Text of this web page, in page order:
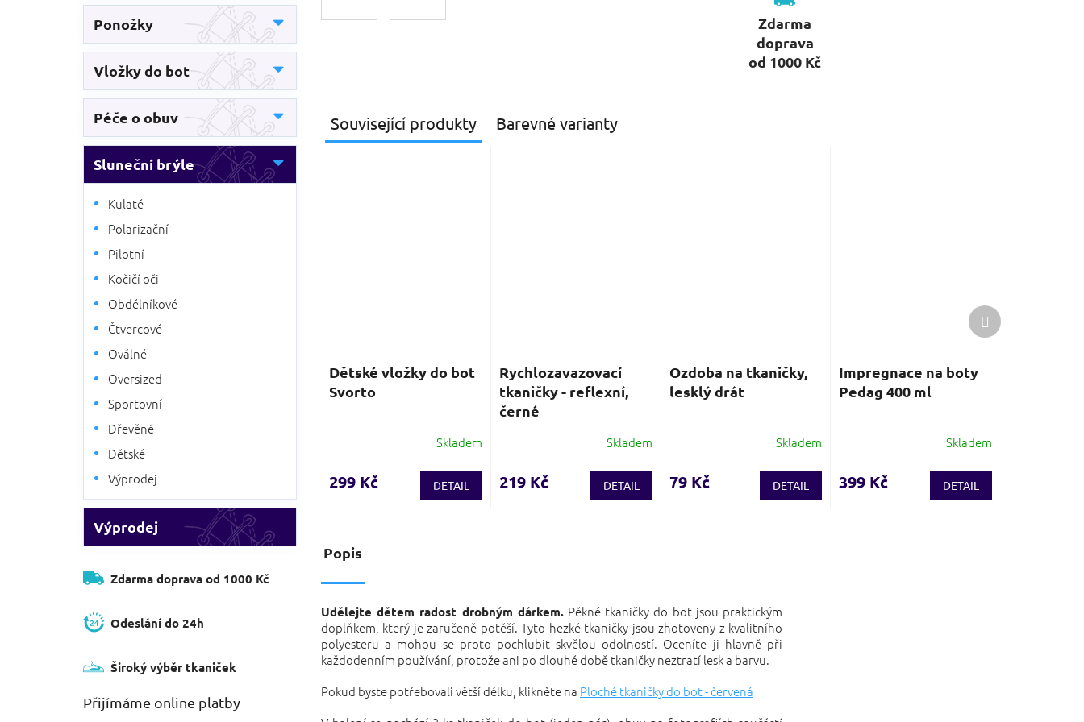
Ponožky
Vložky do bot
Péče o obuv
Sluneční brýle
Kulaté
Polarizační
Pilotní
Kočičí oči
Obdélníkové
Čtvercové
Oválné
Oversized
Sportovní
Dřevěné
Dětské
Výprodej
Výprodej
Zdarma doprava od 1000 Kč
Odeslání do 24h
Široký výběr tkaniček
Přijímáme online platby
Zdarma
doprava
od 1000 Kč
Související produkty Barevné varianty
Dětské vložky do bot
Svorto
Skladem
299 Kč DETAIL
Rychlozavazovací
tkaničky - reflexní,
černé
produktu
je
Skladem
219 Kč DETAIL
Ozdoba na tkaničky,
lesklý drát
Skladem
79 Kč DETAIL
Impregnace na boty
Pedag 400 ml
Skladem
399 Kč DETAIL
Další
produkt
Popis
Udělejte dětem radost drobným dárkem.Pěkné tkaničky do bot jsou praktickým
doplňkem, který je zaručeně potěší. Tyto hezké tkaničky jsou zhotoveny z kvalitního
polyesteru a mohou se proto pochlubit skvělou odolností. Oceníte ji hlavně při
každodenním používání, protože ani po dlouhé době tkaničky neztratí lesk a barvu.
Pokud byste potřebovali větší délku, klikněte na Ploché tkaničky do bot - červená